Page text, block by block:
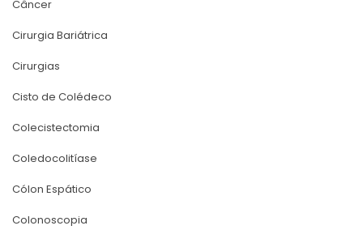
Câncer
Cirurgia Bariátrica
Cirurgia
Cisto de Colédeco
Colecistectomia
Coledocolitíase
Cólon Espático
Colonoscopia